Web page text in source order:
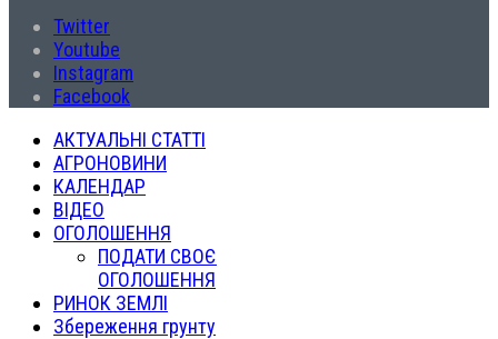
Twitter
Youtube
Instagram
Facebook
АКТУАЛЬНІ СТАТТІ
АГРОНОВИНИ
КАЛЕНДАР
ВІДЕО
ОГОЛОШЕННЯ
ПОДАТИ СВОЄ
ОГОЛОШЕННЯ
РИНОК ЗЕМЛІ
Збереження грунту